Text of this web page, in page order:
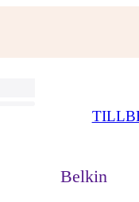
Belkin